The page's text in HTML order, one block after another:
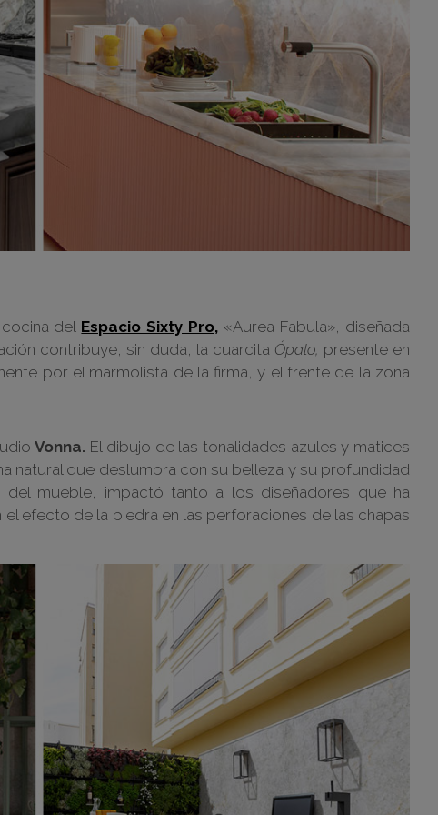
del Espacio Sixty Pro, «Aurea Fabula», diseñada
contribuye, sin duda, la cuarcita Ópalo, presente en
por el marmolista de la firma, y el frente de la zona
Vonna. El dibujo de las tonalidades azules y matices
natural que deslumbra con su belleza y su profundidad
mueble, impactó tanto a los diseñadores que ha
efecto de la piedra en las perforaciones de las chapas